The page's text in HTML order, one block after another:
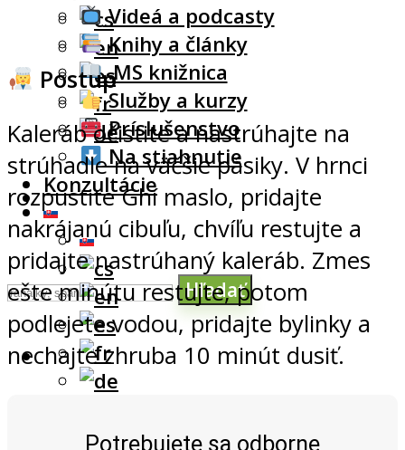
Hľadať
Videá a podcasty
Knihy a články
.MS knižnica
Služby a kurzy
Príslušenstvo
Na stiahnutie
Konzultácie
Postup
Kaleráb očistite a nastrúhajte na
strúhadle na väčšie pásiky. V hrnci
rozpustite Ghí maslo, pridajte
nakrájanú cibuľu, chvíľu restujte a
pridajte nastrúhaný kaleráb. Zmes
ešte minútu restujte, potom
podlejete vodou, pridajte bylinky a
nechajte zhruba 10 minút dusiť.
Potrebujete sa odborne